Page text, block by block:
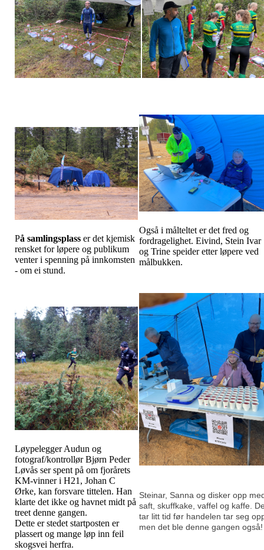
På samlingsplass er det kjemisk
rensket for løpere og publikum
venter i spenning på innkomsten
- om ei stund.
Også i målteltet er det fred og
fordragelighet. Eivind, Stein Ivar
og Trine speider etter løpere ved
målbukken.
Løypelegger Audun og
fotograf/kontrollør Bjørn Peder
Løvås ser spent på om fjorårets
KM-vinner i H21, Johan C
Ørke, kan forsvare tittelen. Han
klarte det ikke og havnet midt på
treet denne gangen.
Dette er stedet startposten er
plassert og mange løp inn feil
skogsvei herfra.
Steinar, Sanna og disker opp
saft, skuffkake, vaffel og kaffe.
tar litt tid før handelen tar seg
men det ble denne gangen også!